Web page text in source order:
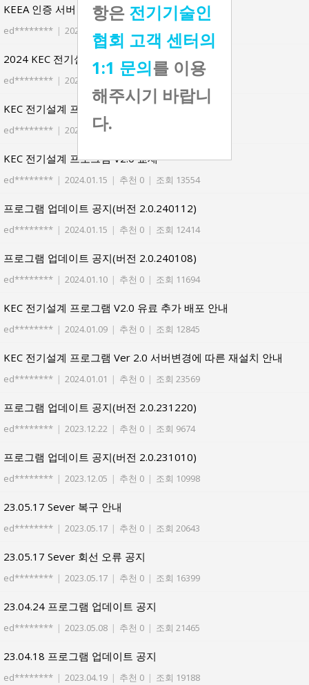
항은 전기기술인
협회 고객 센터의
1:1 문의를 이용
해주시기 바랍니
다.
KEEA 인증 서버 이전에 관한 오류의 건
ed******** | 2024.10.29 추천 0 조회 5593
2024 KEC 전기설계 프로그램 실습V1.0 자료
ed******** | 2024.06.25 | 조회 7303
KEC 전기설계 프로그램 V2.0 사용법(동영상 강의)
ed******** | 2024.01.15 |
KEC 전기설계 프로그램 V2.0 교재
ed******** | 2024.01.15 | 추천 0 | 조회 13554
프로그램 업데이트 공지(버전 2.0.240112)
ed******** | 2024.01.15 | 추천 0 | 조회 12414
프로그램 업데이트 공지(버전 2.0.240108)
ed******** | 2024.01.10 | 추천 0 | 조회 11694
KEC 전기설계 프로그램 V2.0 유료 추가 배포 안내
ed******** | 2024.01.09 | 추천 0 | 조회 12845
KEC 전기설계 프로그램 Ver 2.0 서버변경에 따른 재설치 안내
ed******** | 2024.01.01 | 추천 0 | 조회 23569
프로그램 업데이트 공지(버전 2.0.231220)
ed******** | 2023.12.22 | 추천 0 | 조회 9674
프로그램 업데이트 공지(버전 2.0.231010)
ed******** | 2023.12.05 | 추천 0 | 조회 10998
23.05.17 Sever 복구 안내
ed******** | 2023.05.17 | 추천 0 | 조회 20643
23.05.17 Sever 회선 오류 공지
ed******** | 2023.05.17 | 추천 0 | 조회 16399
23.04.24 프로그램 업데이트 공지
ed******** | 2023.05.08 | 추천 0 | 조회 21465
23.04.18 프로그램 업데이트 공지
ed******** | 2023.04.19 | 추천 0 | 조회 19188